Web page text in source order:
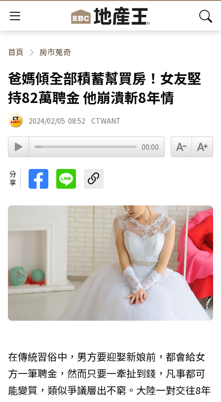
首頁 房市蒐奇
爸媽傾全部積蓄幫買房！女友堅
持82萬聘金 他崩潰斬8年情
2024/02/05 08:52 CTWANT
00:00
分享
在傳統習俗中，男方要迎娶新娘前，都會給女
方一筆聘金，然而只要一牽扯到錢，凡事都可
能變質，類似爭議層出不窮。大陸一對交往8年